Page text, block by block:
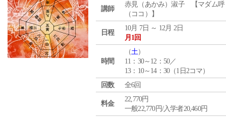
講師
赤見（あかみ）淑子 【マダム呼
（ココ）】
日程
10月 7日 ～ 12月 2日
月1回
時間
（土）
11：30～12：50／
13：10～14：30（1日2コマ）
回数
全6回
料金
22,770円
一般22,770円/入学者20,460円